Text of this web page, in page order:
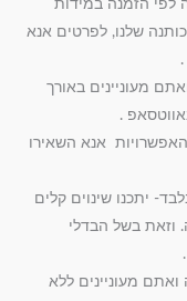
כותנה או ציפה לפי הזמנה במידות
שלנו, לפרטים אנא
, במידה ואתם מעוניינים באורך
אנא השאירו
יתכנו שינוים קלים
וזאת בשל הבדלי
מעוניינים ללא